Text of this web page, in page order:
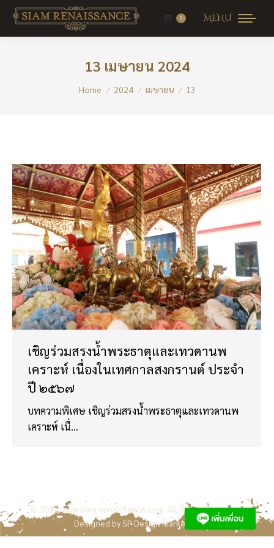
MENU
0
13 เมษายน 2024
Home 2024 เมษายน 13
เชิญร่วมสรงน้ำพระธาตุและเทวดานพ
เคราะห์ เนื่องในเทศกาลสงกรานต์ ประจำ
ปี ๒๕๖๗
บทความพิเศษ เชิญร่วมสรงน้ำพระธาตุและเทวดานพ
เคราะห์ เนื่…
© 2020www.siam-renaissance.com. All Rights Reserved.
Designed bySP Design Marketing